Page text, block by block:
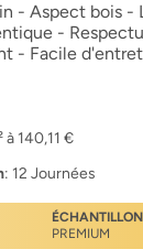
- Aspect bois -
-
- Facile
à 140,11 €
: 12 Journées
ÉCHANTILLON
PREMIUM